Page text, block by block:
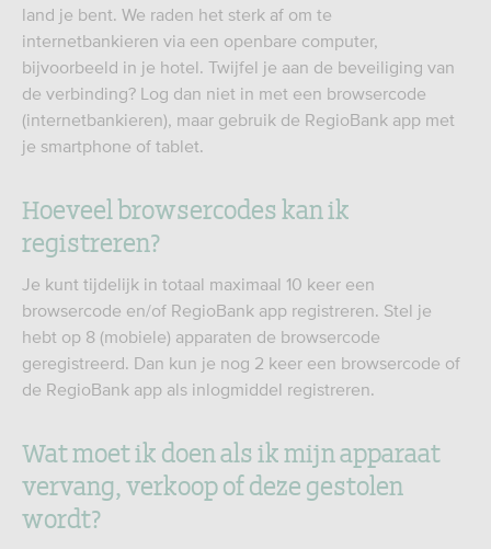
land je bent. We raden het sterk af om te
internetbankieren via een openbare computer,
bijvoorbeeld in je hotel. Twijfel je aan de beveiliging van
de verbinding? Log dan niet in met een browsercode
(internetbankieren), maar gebruik de RegioBank app met
je smartphone of tablet.
Hoeveel browsercodes kan ik
registreren?
Je kunt tijdelijk in totaal maximaal 10 keer een
browsercode en/of RegioBank app registreren. Stel je
hebt op 8 (mobiele) apparaten de browsercode
geregistreerd. Dan kun je nog 2 keer een browsercode of
de RegioBank app als inlogmiddel registreren.
Wat moet ik doen als ik mijn apparaat
vervang, verkoop of deze gestolen
wordt?